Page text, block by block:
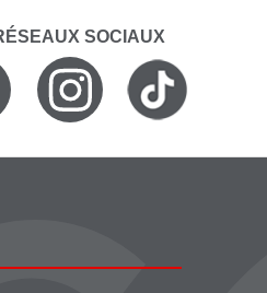
SOCIAUX